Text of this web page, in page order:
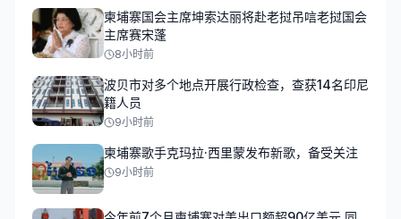
柬埔寨国会主席坤索达丽将赴老挝吊唁老挝国会
主席赛宋蓬
8小时前
波贝市对多个地点开展行政检查，查获14名印尼
籍人员
9小时前
柬埔寨歌手克玛拉·西里蒙发布新歌，备受关注
9小时前